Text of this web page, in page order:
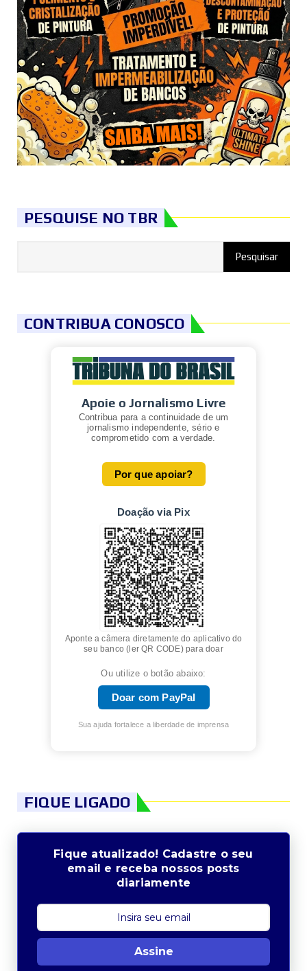
PESQUISE NO TBR
CONTRIBUA CONOSCO
Apoie o Jornalismo Livre
Contribua para a continuidade de um
jornalismo independente, sério e
comprometido com a verdade.
Por que apoiar?
Doação via Pix
Aponte a câmera diretamente do aplicativo do
seu banco (ler QR CODE) para doar
Ou utilize o botão abaixo:
Doar com PayPal
Sua ajuda fortalece a liberdade de imprensa
FIQUE LIGADO
Fique atualizado! Cadastre o seu
email e receba nossos posts
diariamente
Assine